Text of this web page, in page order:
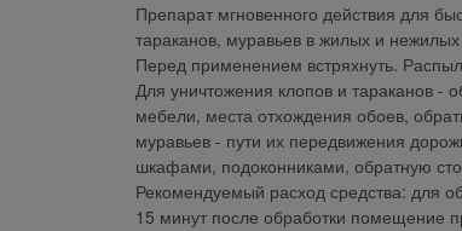
Препарат мгновенного действия для
тараканов, муравьев в жилых и
Перед применением встряхнуть.
Для уничтожения клопов и тараканов -
мебели, места отхождения обоев,
муравьев - пути их передвижения
шкафами, подоконниками, обратную
Рекомендуемый расход средства: для
15 минут после обработки помещение